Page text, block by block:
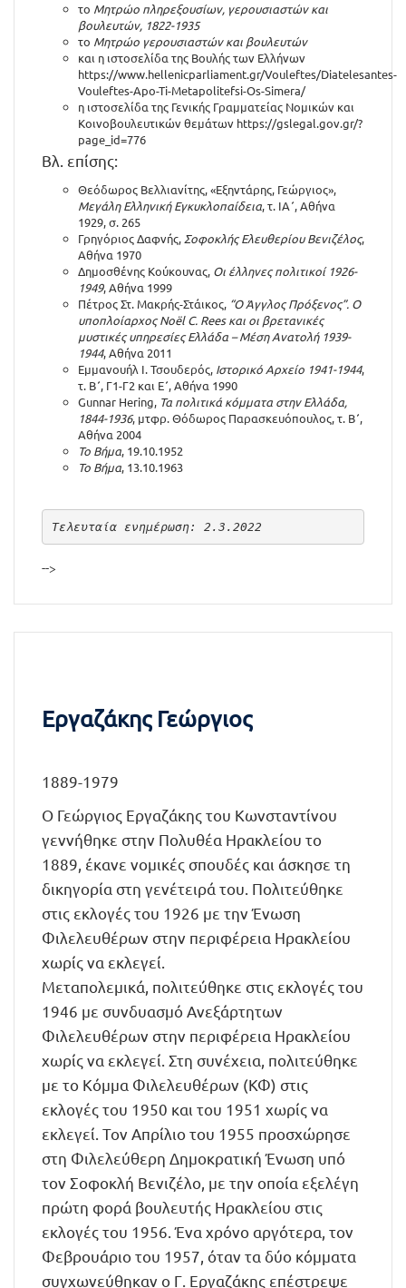
το Μητρώο πληρεξουσίων, γερουσιαστών και
βουλευτών, 1822-1935
το Μητρώο γερουσιαστών και βουλευτών
και η ιστοσελίδα της Βουλής των Ελλήνων
https://www.hellenicparliament.gr/Vouleftes/Diatelesantes-
Vouleftes-Apo-Ti-Metapolitefsi-Os-Simera/
η ιστοσελίδα της Γενικής Γραμματείας Νομικών και
Κοινοβουλευτικών θεμάτων https://gslegal.gov.gr/?
page_id=776
Βλ. επίσης:
Θεόδωρος Βελλιανίτης, «Εξηντάρης, Γεώργιος»,
Μεγάλη Ελληνική Εγκυκλοπαίδεια, τ. ΙΑ΄, Αθήνα
1929, σ. 265
Γρηγόριος Δαφνής, Σοφοκλής Ελευθερίου Βενιζέλος,
Αθήνα 1970
Δημοσθένης Κούκουνας, Οι έλληνες πολιτικοί 1926-
1949, Αθήνα 1999
Πέτρος Στ. Μακρής-Στάικος, “Ο Άγγλος Πρόξενος”. Ο
υποπλοίαρχος Noël C. Rees και οι βρετανικές
μυστικές υπηρεσίες Ελλάδα – Μέση Ανατολή 1939-
1944, Αθήνα 2011
Εμμανουήλ Ι. Τσουδερός, Ιστορικό Αρχείο 1941-1944,
τ. Β΄, Γ1-Γ2 και Ε΄, Αθήνα 1990
Gunnar Hering, Τα πολιτικά κόμματα στην Ελλάδα,
1844-1936, μτφρ. Θόδωρος Παρασκευόπουλος, τ. Β΄,
Αθήνα 2004
Το Βήμα, 19.10.1952
Το Βήμα, 13.10.1963
Τελευταία ενημέρωση: 2.3.2022
-->
Εργαζάκης Γεώργιος
1889-1979
Ο Γεώργιος Εργαζάκης του Κωνσταντίνου
γεννήθηκε στην Πολυθέα Ηρακλείου το
1889, έκανε νομικές σπουδές και άσκησε τη
δικηγορία στη γενέτειρά του. Πολιτεύθηκε
στις εκλογές του 1926 με την Ένωση
Φιλελευθέρων στην περιφέρεια Ηρακλείου
χωρίς να εκλεγεί.
Μεταπολεμικά, πολιτεύθηκε στις εκλογές του
1946 με συνδυασμό Ανεξάρτητων
Φιλελευθέρων στην περιφέρεια Ηρακλείου
χωρίς να εκλεγεί. Στη συνέχεια, πολιτεύθηκε
με το Κόμμα Φιλελευθέρων (ΚΦ) στις
εκλογές του 1950 και του 1951 χωρίς να
εκλεγεί. Τον Απρίλιο του 1955 προσχώρησε
στη Φιλελεύθερη Δημοκρατική Ένωση υπό
τον Σοφοκλή Βενιζέλο, με την οποία εξελέγη
πρώτη φορά βουλευτής Ηρακλείου στις
εκλογές του 1956. Ένα χρόνο αργότερα, τον
Φεβρουάριο του 1957, όταν τα δύο κόμματα
συγχωνεύθηκαν ο Γ. Εργαζάκης επέστρεψε